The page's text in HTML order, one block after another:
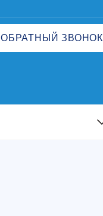
ОБРАТНЫЙ ЗВОНОК